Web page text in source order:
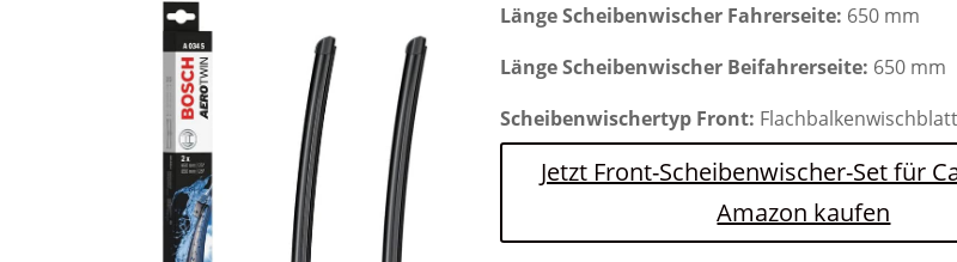
Länge Scheibenwischer Fahrerseite: 650 mm
Länge Scheibenwischer Beifahrerseite: 650 mm
Scheibenwischertyp Front:
Jetzt Front-Scheibenwischer-Set für
Amazon kaufen